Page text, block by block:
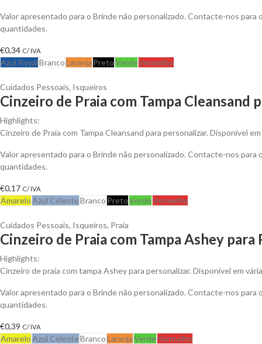
Valor apresentado para o Brinde não personalizado. Contacte-nos
quantidades.
€0,34 C/ IVA
Azul RoyalBrancoLaranja PretoVerdeVermelho
Cuidados Pessoais, Isqueiros
Cinzeiro de Praia com Tampa Cleansand
Highlights:
Cinzeiro de Praia com Tampa Cleansand para personalizar. Disponível
Valor apresentado para o Brinde não personalizado. Contacte-nos
quantidades.
€0,17 C/ IVA
AmareloAzul CelesteBranco PretoVerdeVermelho
Cuidados Pessoais, Isqueiros, Praia
Cinzeiro de Praia com Tampa Ashey para
Highlights:
Cinzeiro de praia com tampa Ashey para personalizar. Disponível em
Valor apresentado para o Brinde não personalizado. Contacte-nos
quantidades.
€0,39 C/ IVA
AmareloAzul CelesteBrancoLaranjaVerdeVermelho